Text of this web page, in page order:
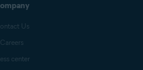
Us
Careers
center